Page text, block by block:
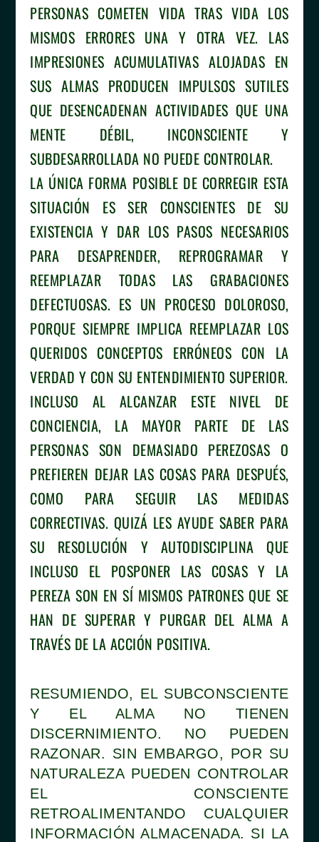
PERSONAS COMETEN VIDA TRAS VIDA LOS
MISMOS ERRORES UNA Y OTRA VEZ. LAS
IMPRESIONES ACUMULATIVAS ALOJADAS EN
SUS ALMAS PRODUCEN IMPULSOS SUTILES
QUE DESENCADENAN ACTIVIDADES QUE UNA
MENTE DÉBIL, INCONSCIENTE Y
SUBDESARROLLADA NO PUEDE CONTROLAR.
LA ÚNICA FORMA POSIBLE DE CORREGIR ESTA
SITUACIÓN ES SER CONSCIENTES DE SU
EXISTENCIA Y DAR LOS PASOS NECESARIOS
PARA DESAPRENDER, REPROGRAMAR Y
REEMPLAZAR TODAS LAS GRABACIONES
DEFECTUOSAS. ES UN PROCESO DOLOROSO,
PORQUE SIEMPRE IMPLICA REEMPLAZAR LOS
QUERIDOS CONCEPTOS ERRÓNEOS CON LA
VERDAD Y CON SU ENTENDIMIENTO SUPERIOR.
INCLUSO AL ALCANZAR ESTE NIVEL DE
CONCIENCIA, LA MAYOR PARTE DE LAS
PERSONAS SON DEMASIADO PEREZOSAS O
PREFIEREN DEJAR LAS COSAS PARA DESPUÉS,
COMO PARA SEGUIR LAS MEDIDAS
CORRECTIVAS. QUIZÁ LES AYUDE SABER PARA
SU RESOLUCIÓN Y AUTODISCIPLINA QUE
INCLUSO EL POSPONER LAS COSAS Y LA
PEREZA SON EN SÍ MISMOS PATRONES QUE SE
HAN DE SUPERAR Y PURGAR DEL ALMA A
TRAVÉS DE LA ACCIÓN POSITIVA.
RESUMIENDO, EL SUBCONSCIENTE
Y EL ALMA NO TIENEN
DISCERNIMIENTO. NO PUEDEN
RAZONAR. SIN EMBARGO, POR SU
NATURALEZA PUEDEN CONTROLAR
EL CONSCIENTE
RETROALIMENTANDO CUALQUIER
INFORMACIÓN ALMACENADA. SI LA